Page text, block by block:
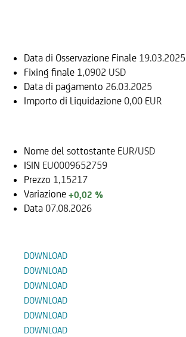
Data di Osservazione Finale 19.03.2025
Fixing finale 1,0902 USD
Data di pagamento 26.03.2025
Importo di Liquidazione 0,00 EUR
Nome del sottostante EUR/USD
ISIN EU0009652759
Prezzo 1,15217
Variazione +0,02 %
Data 07.08.2026
DOWNLOAD
DOWNLOAD
DOWNLOAD
DOWNLOAD
DOWNLOAD
DOWNLOAD